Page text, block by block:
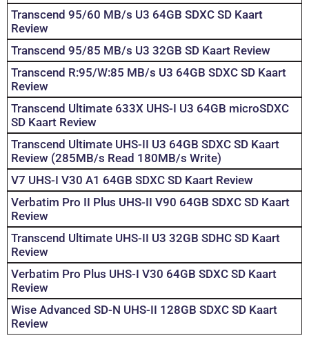
Transcend 95/60 MB/s U3 64GB SDXC SD Kaart
Review
Transcend 95/85 MB/s U3 32GB SD Kaart Review
Transcend R:95/W:85 MB/s U3 64GB SDXC SD Kaart
Review
Transcend Ultimate 633X UHS-I U3 64GB microSDXC
SD Kaart Review
Transcend Ultimate UHS-II U3 64GB SDXC SD Kaart
Review (285MB/s Read 180MB/s Write)
V7 UHS-I V30 A1 64GB SDXC SD Kaart Review
Verbatim Pro II Plus UHS-II V90 64GB SDXC SD Kaart
Review
Transcend Ultimate UHS-II U3 32GB SDHC SD Kaart
Review
Verbatim Pro Plus UHS-I V30 64GB SDXC SD Kaart
Review
Wise Advanced SD-N UHS-II 128GB SDXC SD Kaart
Review